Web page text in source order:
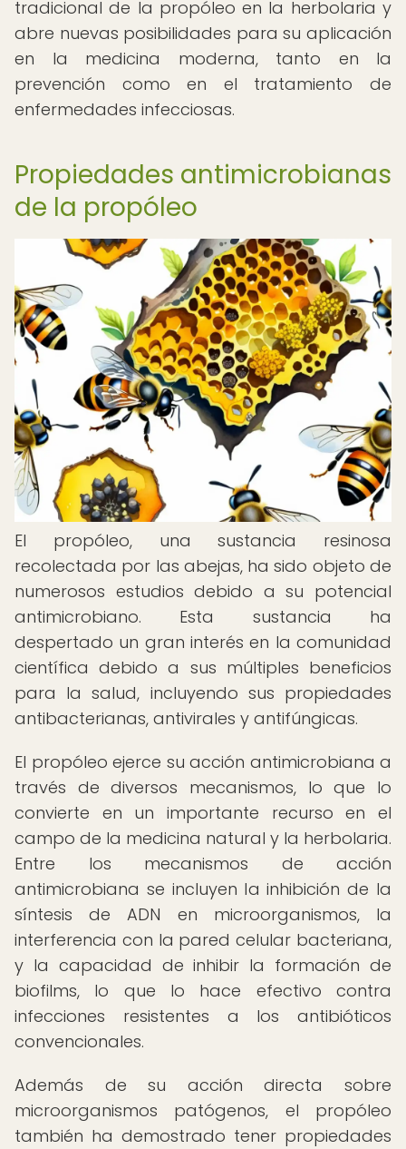
tradicional de la propóleo en la herbolaria y
abre nuevas posibilidades para su aplicación
en la medicina moderna, tanto en la
prevención como en el tratamiento de
enfermedades infecciosas.
Propiedades antimicrobianas
de la propóleo
El propóleo, una sustancia resinosa
recolectada por las abejas, ha sido objeto de
numerosos estudios debido a su potencial
antimicrobiano. Esta sustancia ha
despertado un gran interés en la comunidad
científica debido a sus múltiples beneficios
para la salud, incluyendo sus propiedades
antibacterianas, antivirales y antifúngicas.
El propóleo ejerce su acción antimicrobiana a
través de diversos mecanismos, lo que lo
convierte en un importante recurso en el
campo de la medicina natural y la herbolaria.
Entre los mecanismos de acción
antimicrobiana se incluyen la inhibición de la
síntesis de ADN en microorganismos, la
interferencia con la pared celular bacteriana,
y la capacidad de inhibir la formación de
biofilms, lo que lo hace efectivo contra
infecciones resistentes a los antibióticos
convencionales.
Además de su acción directa sobre
microorganismos patógenos, el propóleo
también ha demostrado tener propiedades